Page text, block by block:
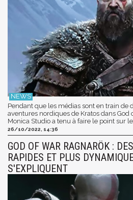
Pendant que les médias sont en train de
aventures nordiques de Kratos dans God
Monica Studio a tenu à faire le point sur
26/10/2022, 14:36
GOD OF WAR RAGNARÖK :
RAPIDES ET PLUS
S'EXPLIQUENT